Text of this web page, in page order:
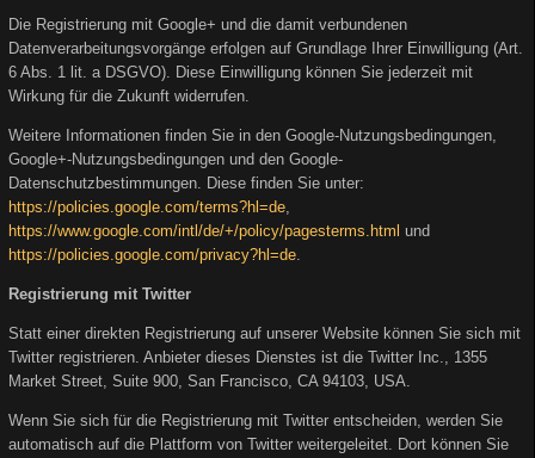
Die Registrierung mit Google+ und die damit verbundenen
Datenverarbeitungsvorgänge erfolgen auf Grundlage Ihrer Einwilligung (Art.
6 Abs. 1 lit. a DSGVO). Diese Einwilligung können Sie jederzeit mit
Wirkung für die Zukunft widerrufen.
Weitere Informationen finden Sie in den Google-Nutzungsbedingungen,
Google+-Nutzungsbedingungen und den Google-
Datenschutzbestimmungen. Diese finden Sie unter:
https://policies.google.com/terms?hl=de,
https://www.google.com/intl/de/+/policy/pagesterms.html und
https://policies.google.com/privacy?hl=de.
Registrierung mit Twitter
Statt einer direkten Registrierung auf unserer Website können Sie sich mit
Twitter registrieren. Anbieter dieses Dienstes ist die Twitter Inc., 1355
Market Street, Suite 900, San Francisco, CA 94103, USA.
Wenn Sie sich für die Registrierung mit Twitter entscheiden, werden Sie
automatisch auf die Plattform von Twitter weitergeleitet. Dort können Sie